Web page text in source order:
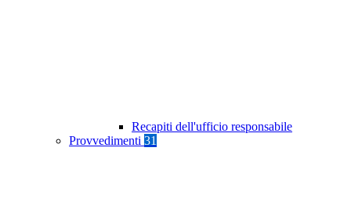
Recapiti dell'ufficio responsabile
Provvedimenti 31